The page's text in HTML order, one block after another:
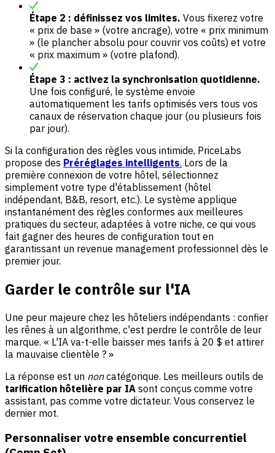
Étape 2 : définissez vos limites. Vous fixerez votre
« prix de base » (votre ancrage), votre « prix minimum
» (le plancher absolu pour couvrir vos coûts) et votre
« prix maximum » (votre plafond).
Étape 3 : activez la synchronisation quotidienne.
Une fois configuré, le système envoie
automatiquement les tarifs optimisés vers tous vos
canaux de réservation chaque jour (ou plusieurs fois
par jour).
Si la configuration des règles vous intimide, PriceLabs
propose des Préréglages intelligents. Lors de la
première connexion de votre hôtel, sélectionnez
simplement votre type d'établissement (hôtel
indépendant, B&B, resort, etc.). Le système applique
instantanément des règles conformes aux meilleures
pratiques du secteur, adaptées à votre niche, ce qui vous
fait gagner des heures de configuration tout en
garantissant un revenue management professionnel dès le
premier jour.
Garder le contrôle sur l'IA
Une peur majeure chez les hôteliers indépendants : confier
les rênes à un algorithme, c'est perdre le contrôle de leur
marque. « L'IA va-t-elle baisser mes tarifs à 20 $ et attirer
la mauvaise clientèle ? »
La réponse est un noncatégorique. Les meilleurs outils de
tarification hôtelière par IA sont conçus comme votre
assistant, pas comme votre dictateur. Vous conservez le
dernier mot.
Personnaliser votre ensemble concurrentiel